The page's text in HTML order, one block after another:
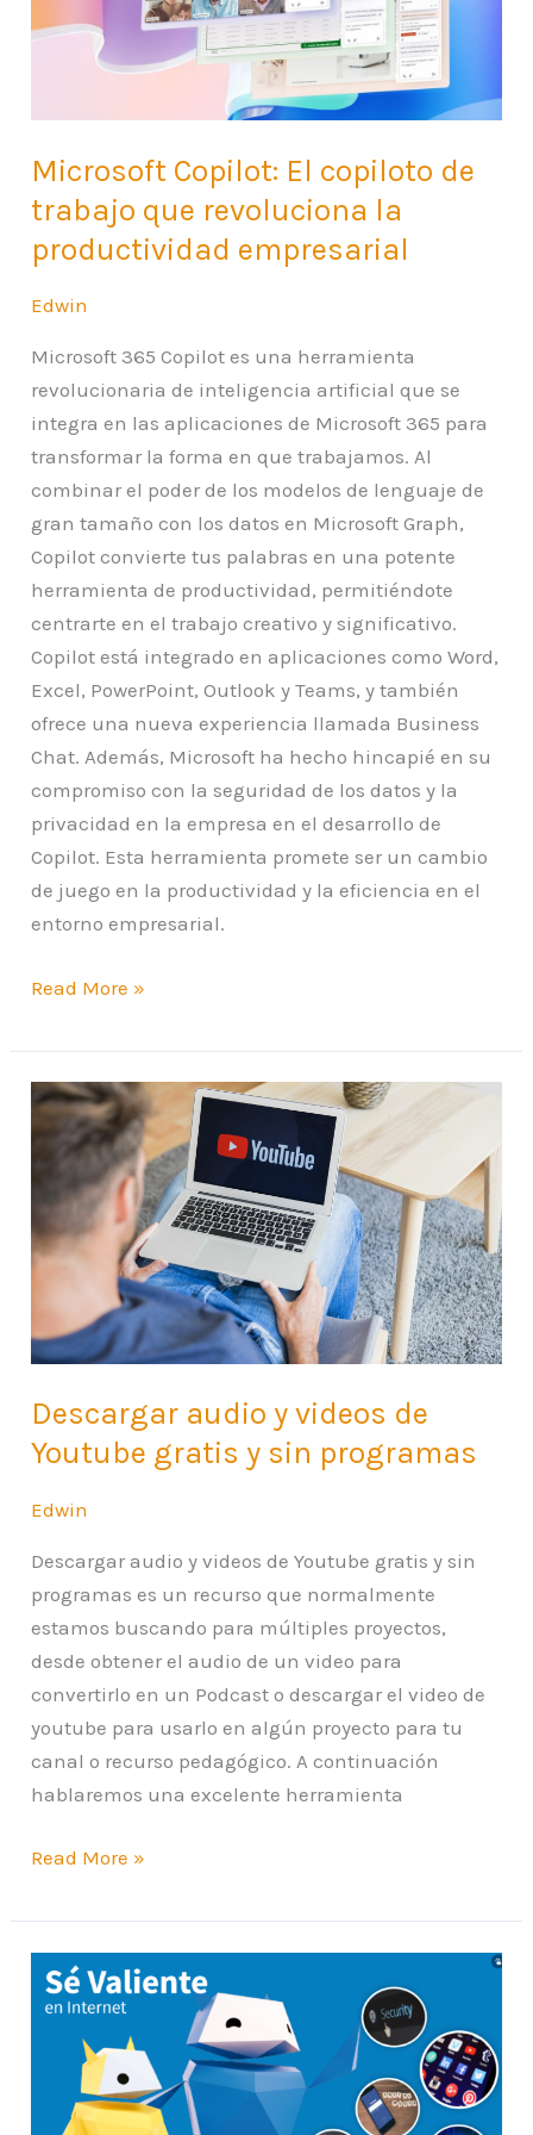
Microsoft Copilot: El copiloto de
trabajo que revoluciona la
productividad empresarial
Edwin
Microsoft 365 Copilot es una herramienta
revolucionaria de inteligencia artificial que se
integra en las aplicaciones de Microsoft 365 para
transformar la forma en que trabajamos. Al
combinar el poder de los modelos de lenguaje de
gran tamaño con los datos en Microsoft Graph,
Copilot convierte tus palabras en una potente
herramienta de productividad, permitiéndote
centrarte en el trabajo creativo y significativo.
Copilot está integrado en aplicaciones como Word,
Excel, PowerPoint, Outlook y Teams, y también
ofrece una nueva experiencia llamada Business
Chat. Además, Microsoft ha hecho hincapié en su
compromiso con la seguridad de los datos y la
privacidad en la empresa en el desarrollo de
Copilot. Esta herramienta promete ser un cambio
de juego en la productividad y la eficiencia en el
entorno empresarial.
revoluciona
la
empresarial
Read More »
Descargar audio y videos de
Youtube gratis y sin programas
Edwin
Descargar audio y videos de Youtube gratis y sin
programas es un recurso que normalmente
estamos buscando para múltiples proyectos,
desde obtener el audio de un video para
convertirlo en un Podcast o descargar el video de
youtube para usarlo en algún proyecto para tu
canal o recurso pedagógico. A continuación
hablaremos una excelente herramienta
Descargar
audio
y
videos
de
Youtube
y
sin
programas
Read More »
Ser
valiente
Internet